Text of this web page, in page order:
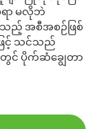
ာ မလိုဘဲ
သည့် အစီအစဉ်ဖြစ်
ြင့် သင်သည်
းတွင် ပိုက်ဆံချွေတာ